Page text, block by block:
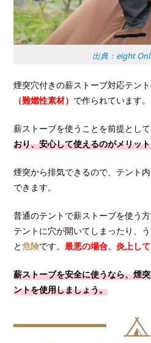
出典：eight
煙突穴付きの薪ストーブ対応テン
（難燃性素材） で作られています。
薪ストーブを使うことを前提とし
おり、安心して使えるのがメリッ
煙突から排気できるので、テント
できます。
普通のテントで薪ストーブを使う
テントに穴が開いてしまったり、
と危険です。最悪の場合、炎上し
薪ストーブを安全に使うなら、煙
ントを使用しましょう。